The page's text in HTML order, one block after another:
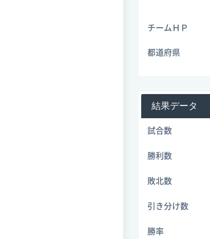
チームＨＰ
都道府県
結果データ
試合数
勝利数
敗北数
引き分け数
勝率